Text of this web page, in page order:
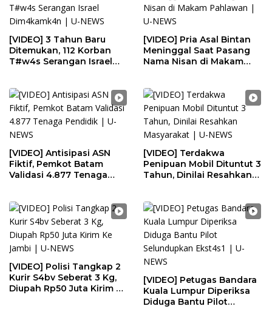
[VIDEO] 3 Tahun Baru
Ditemukan, 112 Korban
T#w4s Serangan Israel
[VIDEO] Pria Asal Bintan
Meninggal Saat Pasang
Nama Nisan di Makam
[VIDEO] Antisipasi ASN
Fiktif, Pemkot Batam
Validasi 4.877 Tenaga
[VIDEO] Terdakwa
Penipuan Mobil Dituntut 3
Tahun, Dinilai Resahkan
[VIDEO] Polisi Tangkap 2
Kurir S4bv Seberat 3 Kg,
Diupah Rp50 Juta Kirim Ke
[VIDEO] Petugas Bandara
Kuala Lumpur Diperiksa
Diduga Bantu Pilot